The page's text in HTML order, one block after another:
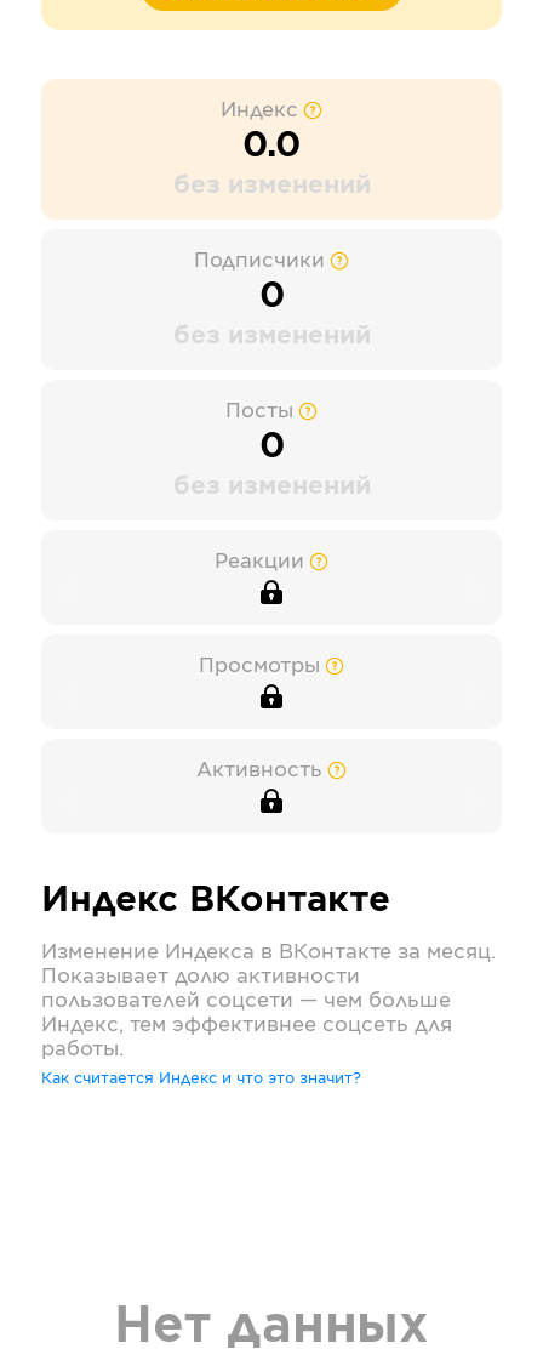
Индекс
0.0
без изменений
Подписчики
0
без изменений
Посты
0
без изменений
Реакции
Просмотры
Активность
Индекс ВКонтакте
Изменение Индекса в ВКонтакте за месяц.
Показывает долю активности
пользователей соцсети — чем больше
Индекс, тем эффективнее соцсеть для
работы.
Как считается Индекс и что это значит?
Нет данных